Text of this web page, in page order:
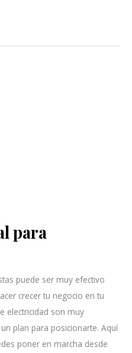
para
puede ser muy efectivo
crecer tu negocio en tu
electricidad son muy
plan para posicionarte. Aquí
poner en marcha desde